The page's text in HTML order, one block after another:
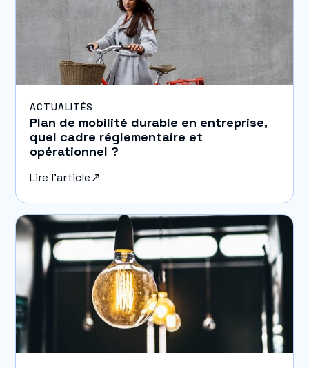
ACTUALITÉS
Plan de mobilité durable en entreprise,
quel cadre réglementaire et
opérationnel ?
Lire l'article